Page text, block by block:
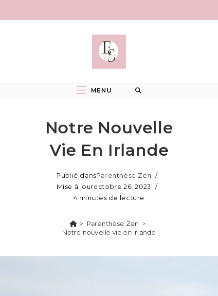
MENU
Notre Nouvelle
Vie En Irlande
Publié dansParenthèse Zen
Mise à jouroctobre 26, 2023
4 minutes de lecture
> Parenthèse Zen >
Notre nouvelle vie en Irlande